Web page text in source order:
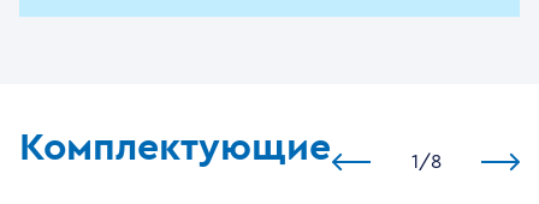
Комплектующие 1 /8